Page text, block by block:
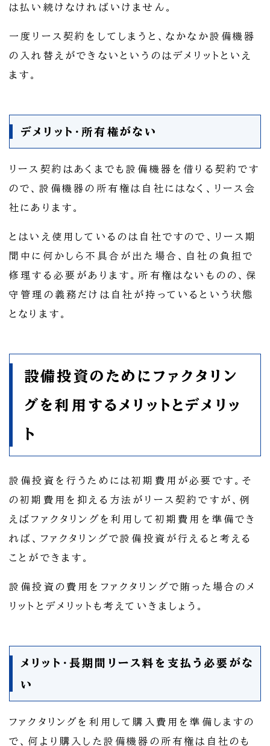
は払い続けなければいけません。
一度リース契約をしてしまうと、なかなか設備機器
の入れ替えができないというのはデメリットといえ
ます。
デメリット・所有権がない
リース契約はあくまでも設備機器を借りる契約です
ので、設備機器の所有権は自社にはなく、リース会
社にあります。
とはいえ使用しているのは自社ですので、リース期
間中に何かしら不具合が出た場合、自社の負担で
修理する必要があります。所有権はないものの、保
守管理の義務だけは自社が持っているという状態
となります。
設備投資のためにファクタリン
グを利用するメリットとデメリッ
ト
設備投資を行うためには初期費用が必要です。そ
の初期費用を抑える方法がリース契約ですが、例
えばファクタリングを利用して初期費用を準備でき
れば、ファクタリングで設備投資が行えると考える
ことができます。
設備投資の費用をファクタリングで賄った場合のメ
リットとデメリットも考えていきましょう。
メリット・長期間リース料を支払う必要がな
い
ファクタリングを利用して購入費用を準備しますの
で、何より購入した設備機器の所有権は自社のも